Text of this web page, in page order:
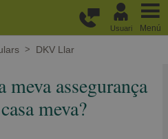
Usuari Menú
DKV Llar
meva assegurança
meva?